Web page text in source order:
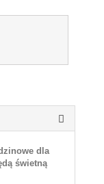
dla
świetną